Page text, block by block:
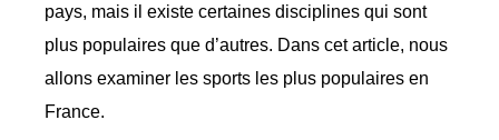
pays, mais il existe certaines disciplines qui sont
plus populaires que d’autres. Dans cet article, nous
allons examiner les sports les plus populaires en
France.